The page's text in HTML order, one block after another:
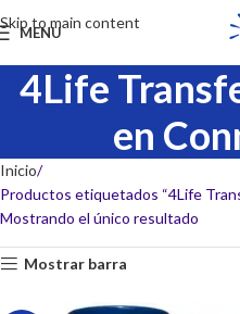
Skip to main content
MENU
4Life
en
Inicio
Productos etiquetados “4Life
Mostrando el único resultado
Mostrar barra